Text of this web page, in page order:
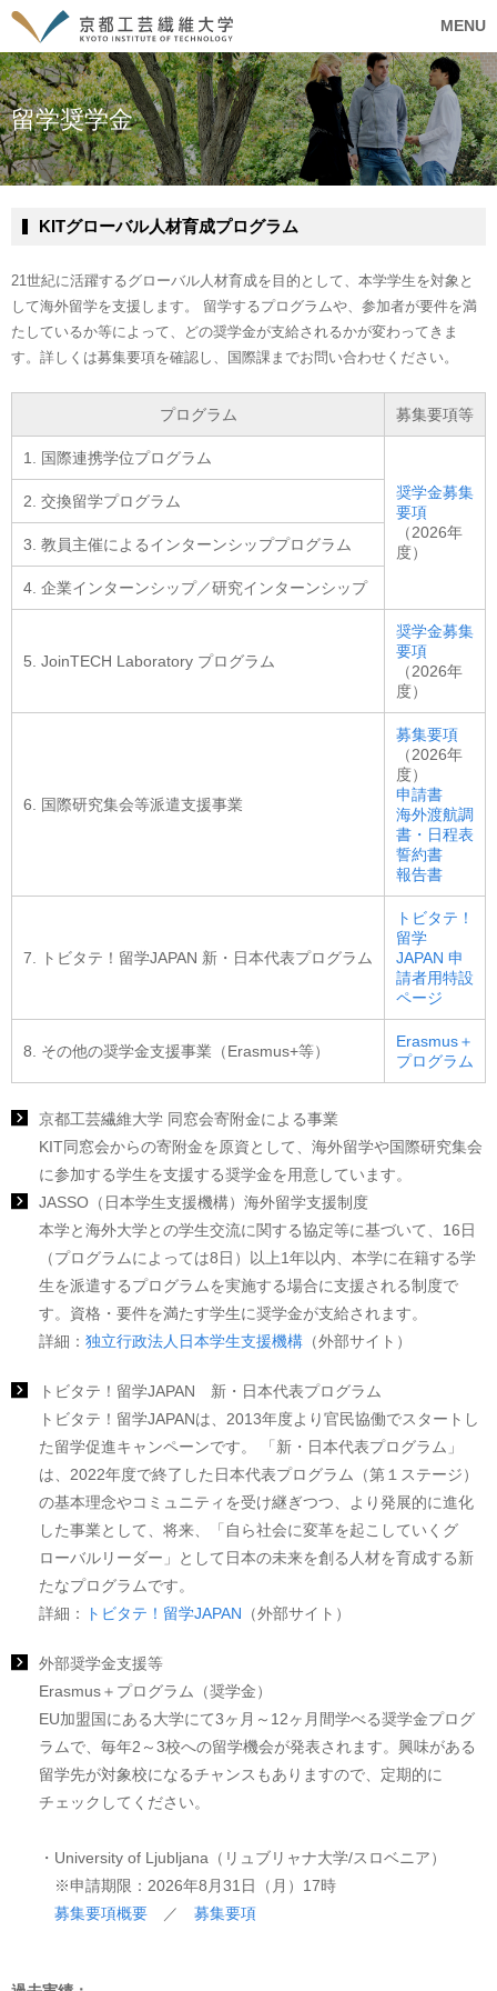
MENU
留学奨学金
KITグローバル人材育成プログラム
21世紀に活躍するグローバル人材育成を目的として、本学学生を対象と
して海外留学を支援します。 留学するプログラムや、参加者が要件を満
たしているか等によって、どの奨学金が支給されるかが変わってきま
す。詳しくは募集要項を確認し、国際課までお問い合わせください。
プログラム 募集要項等
1. 国際連携学位プログラム
奨学金募集
要項
（2026年
度）
2. 交換留学プログラム
3. 教員主催によるインターンシッププログラム
4. 企業インターンシップ／研究インターンシップ
5. JoinTECH Laboratory プログラム
奨学金募集
要項
（2026年
度）
6. 国際研究集会等派遣支援事業
募集要項
（2026年
度）
申請書
海外渡航調
書・日程表
誓約書
報告書
7. トビタテ！留学JAPAN 新・日本代表プログラム
トビタテ！
留学
JAPAN 申
請者用特設
ページ
8. その他の奨学金支援事業（Erasmus+等）
Erasmus＋
プログラム
京都工芸繊維大学 同窓会寄附金による事業
KIT同窓会からの寄附金を原資として、海外留学や国際研究集会
に参加する学生を支援する奨学金を用意しています。
JASSO（日本学生支援機構）海外留学支援制度
本学と海外大学との学生交流に関する協定等に基づいて、16日
（プログラムによっては8日）以上1年以内、本学に在籍する学
生を派遣するプログラムを実施する場合に支援される制度で
す。資格・要件を満たす学生に奨学金が支給されます。
詳細： 独立行政法人日本学生支援機構 （外部サイト）
トビタテ！留学JAPAN 新・日本代表プログラム
トビタテ！留学JAPANは、2013年度より官民協働でスタートし
た留学促進キャンペーンです。 「新・日本代表プログラム」
は、2022年度で終了した日本代表プログラム（第１ステージ）
の基本理念やコミュニティを受け継ぎつつ、より発展的に進化
した事業として、将来、「自ら社会に変革を起こしていくグ
ローバルリーダー」として日本の未来を創る人材を育成する新
たなプログラムです。
詳細：
トビタテ！留学JAPAN （外部サイト）
外部奨学金支援等
Erasmus＋プログラム（奨学金）
EU加盟国にある大学にて3ヶ月～12ヶ月間学べる奨学金プログ
ラムで、毎年2～3校への留学機会が発表されます。興味がある
留学先が対象校になるチャンスもありますので、定期的に
チェックしてください。
・University of Ljubljana（リュブリャナ大学/スロベニア）
※申請期限：2026年8月31日（月）17時
募集要項概要 ／ 募集要項